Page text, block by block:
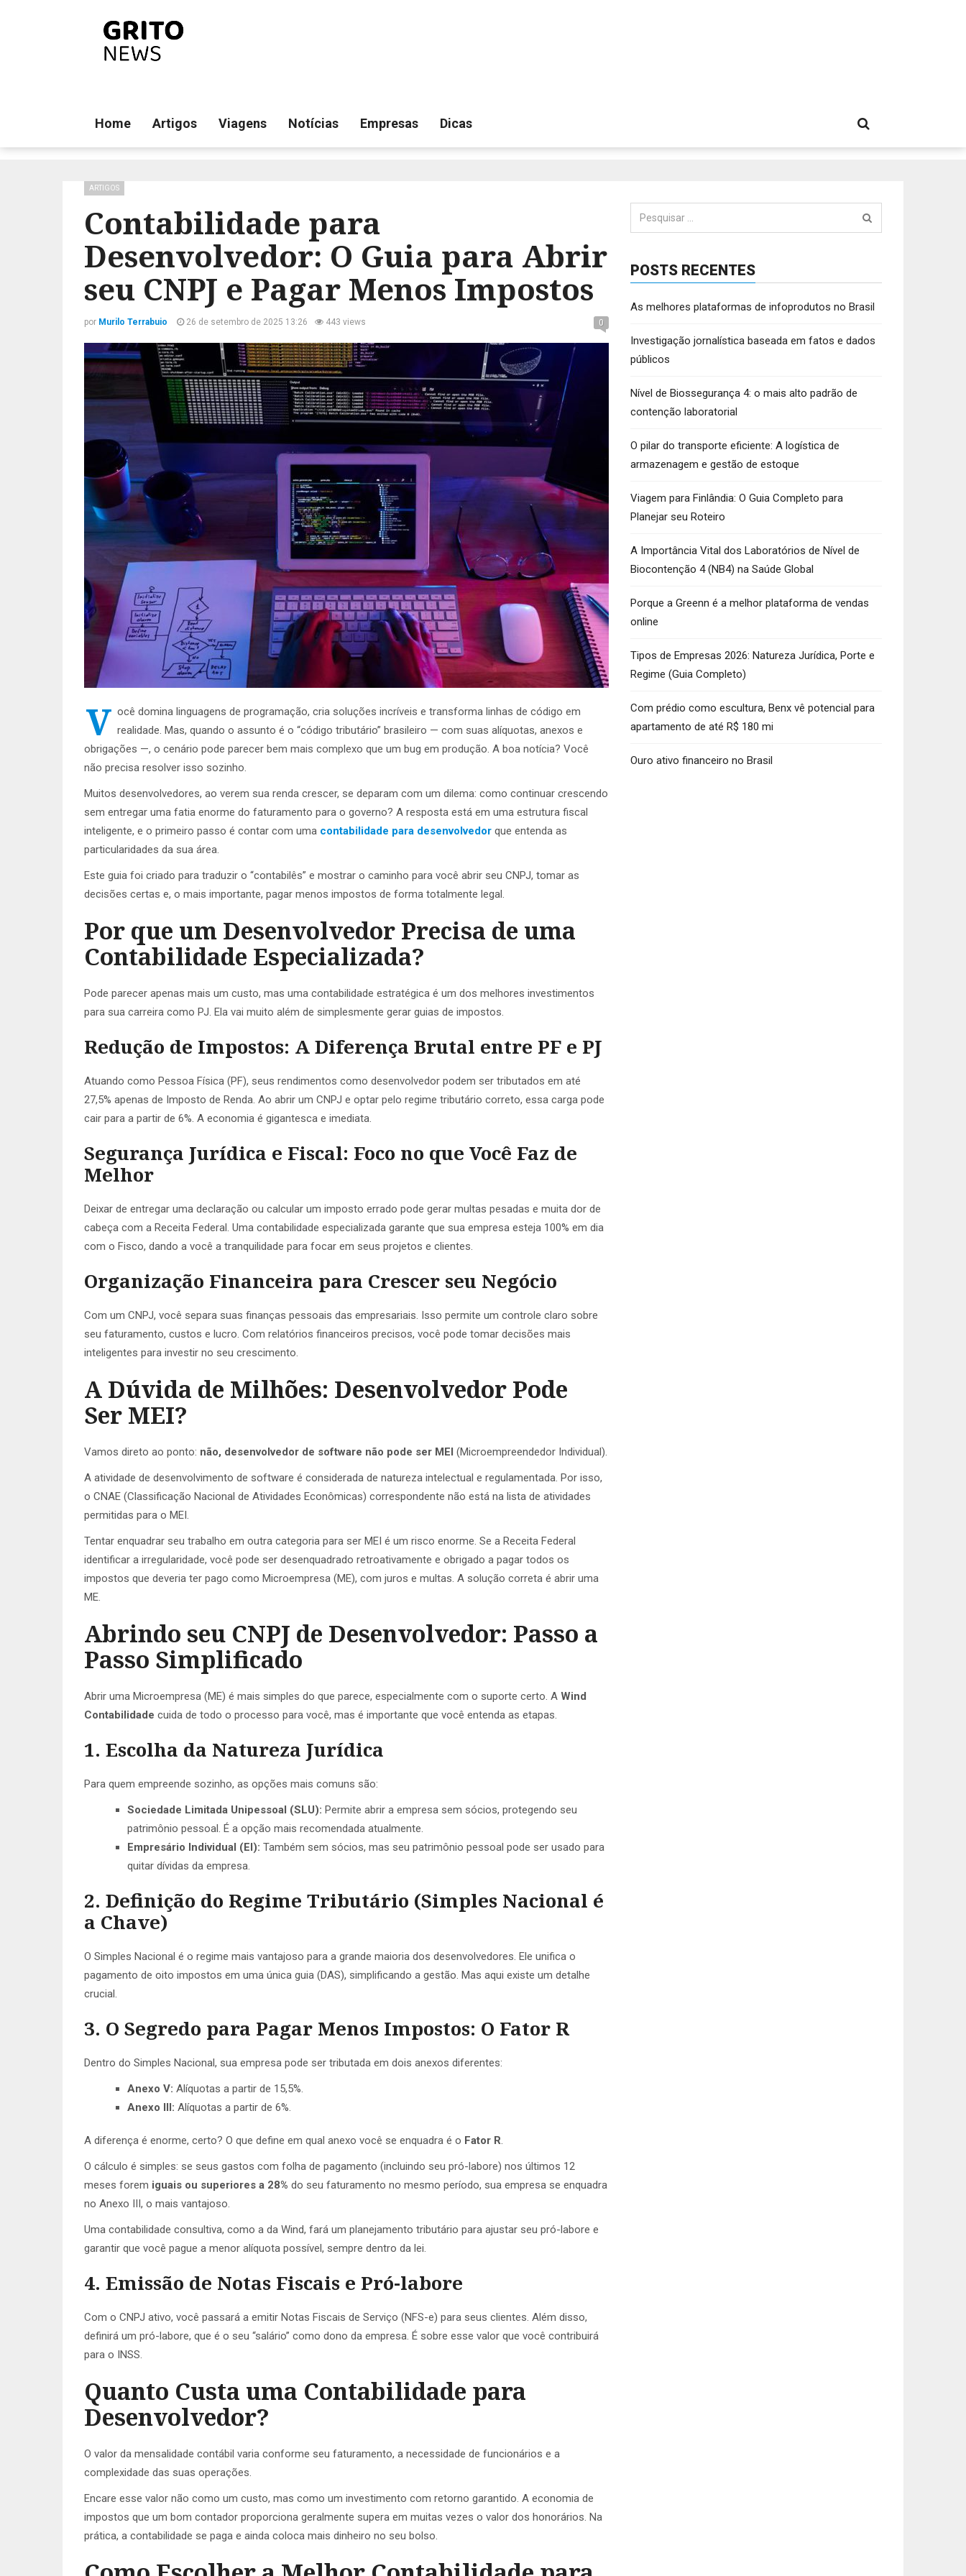
Home Artigos Viagens Notícias Empresas Dicas
Contabilidade para
Desenvolvedor: O Guia para Abrir
seu CNPJ e Pagar Menos Impostos
ARTIGOS
por Murilo Terrabuio 26 de setembro de 2025 13:26 443 views 0
V ocê domina linguagens de programação, cria soluções incríveis e transforma linhas de código em
realidade. Mas, quando o assunto é o “código tributário” brasileiro — com suas alíquotas, anexos e
obrigações —, o cenário pode parecer bem mais complexo que um bug em produção. A boa notícia? Você
não precisa resolver isso sozinho.
Muitos desenvolvedores, ao verem sua renda crescer, se deparam com um dilema: como continuar crescendo
sem entregar uma fatia enorme do faturamento para o governo? A resposta está em uma estrutura fiscal
inteligente, e o primeiro passo é contar com uma contabilidade para desenvolvedor que entenda as
particularidades da sua área.
Este guia foi criado para traduzir o “contabilês” e mostrar o caminho para você abrir seu CNPJ, tomar as
decisões certas e, o mais importante, pagar menos impostos de forma totalmente legal.
Por que um Desenvolvedor Precisa de uma
Contabilidade Especializada?
Pode parecer apenas mais um custo, mas uma contabilidade estratégica é um dos melhores investimentos
para sua carreira como PJ. Ela vai muito além de simplesmente gerar guias de impostos.
Redução de Impostos: A Diferença Brutal entre PF e PJ
Atuando como Pessoa Física (PF), seus rendimentos como desenvolvedor podem ser tributados em até
27,5% apenas de Imposto de Renda. Ao abrir um CNPJ e optar pelo regime tributário correto, essa carga pode
cair para a partir de 6%. A economia é gigantesca e imediata.
Segurança Jurídica e Fiscal: Foco no que Você Faz de
Melhor
Deixar de entregar uma declaração ou calcular um imposto errado pode gerar multas pesadas e muita dor de
cabeça com a Receita Federal. Uma contabilidade especializada garante que sua empresa esteja 100% em dia
com o Fisco, dando a você a tranquilidade para focar em seus projetos e clientes.
Organização Financeira para Crescer seu Negócio
Com um CNPJ, você separa suas finanças pessoais das empresariais. Isso permite um controle claro sobre
seu faturamento, custos e lucro. Com relatórios financeiros precisos, você pode tomar decisões mais
inteligentes para investir no seu crescimento.
A Dúvida de Milhões: Desenvolvedor Pode
Ser MEI?
Vamos direto ao ponto: não, desenvolvedor de software não pode ser MEI (Microempreendedor Individual).
A atividade de desenvolvimento de software é considerada de natureza intelectual e regulamentada. Por isso,
o CNAE (Classificação Nacional de Atividades Econômicas) correspondente não está na lista de atividades
permitidas para o MEI.
Tentar enquadrar seu trabalho em outra categoria para ser MEI é um risco enorme. Se a Receita Federal
identificar a irregularidade, você pode ser desenquadrado retroativamente e obrigado a pagar todos os
impostos que deveria ter pago como Microempresa (ME), com juros e multas. A solução correta é abrir uma
ME.
Abrindo seu CNPJ de Desenvolvedor: Passo a
Passo Simplificado
Abrir uma Microempresa (ME) é mais simples do que parece, especialmente com o suporte certo. A Wind
Contabilidade cuida de todo o processo para você, mas é importante que você entenda as etapas.
1. Escolha da Natureza Jurídica
Para quem empreende sozinho, as opções mais comuns são:
Sociedade Limitada Unipessoal (SLU): Permite abrir a empresa sem sócios, protegendo seu
patrimônio pessoal. É a opção mais recomendada atualmente.
Empresário Individual (EI): Também sem sócios, mas seu patrimônio pessoal pode ser usado para
quitar dívidas da empresa.
2. Definição do Regime Tributário (Simples Nacional é
a Chave)
O Simples Nacional é o regime mais vantajoso para a grande maioria dos desenvolvedores. Ele unifica o
pagamento de oito impostos em uma única guia (DAS), simplificando a gestão. Mas aqui existe um detalhe
crucial.
3. O Segredo para Pagar Menos Impostos: O Fator R
Dentro do Simples Nacional, sua empresa pode ser tributada em dois anexos diferentes:
Anexo V: Alíquotas a partir de 15,5%.
Anexo III: Alíquotas a partir de 6%.
A diferença é enorme, certo? O que define em qual anexo você se enquadra é o Fator R.
O cálculo é simples: se seus gastos com folha de pagamento (incluindo seu pró-labore) nos últimos 12
meses forem iguais ou superiores a 28% do seu faturamento no mesmo período, sua empresa se enquadra
no Anexo III, o mais vantajoso.
Uma contabilidade consultiva, como a da Wind, fará um planejamento tributário para ajustar seu pró-labore e
garantir que você pague a menor alíquota possível, sempre dentro da lei.
4. Emissão de Notas Fiscais e Pró-labore
Com o CNPJ ativo, você passará a emitir Notas Fiscais de Serviço (NFS-e) para seus clientes. Além disso,
definirá um pró-labore, que é o seu “salário” como dono da empresa. É sobre esse valor que você contribuirá
para o INSS.
Quanto Custa uma Contabilidade para
Desenvolvedor?
O valor da mensalidade contábil varia conforme seu faturamento, a necessidade de funcionários e a
complexidade das suas operações.
Encare esse valor não como um custo, mas como um investimento com retorno garantido. A economia de
impostos que um bom contador proporciona geralmente supera em muitas vezes o valor dos honorários. Na
prática, a contabilidade se paga e ainda coloca mais dinheiro no seu bolso.
Pesquisar
por:
POSTS RECENTES
As melhores plataformas de infoprodutos no Brasil
Investigação jornalística baseada em fatos e dados
públicos
Nível de Biossegurança 4: o mais alto padrão de
contenção laboratorial
O pilar do transporte eficiente: A logística de
armazenagem e gestão de estoque
Viagem para Finlândia: O Guia Completo para
Planejar seu Roteiro
A Importância Vital dos Laboratórios de Nível de
Biocontenção 4 (NB4) na Saúde Global
Porque a Greenn é a melhor plataforma de vendas
online
Tipos de Empresas 2026: Natureza Jurídica, Porte e
Regime (Guia Completo)
Com prédio como escultura, Benx vê potencial para
apartamento de até R$ 180 mi
Ouro ativo financeiro no Brasil